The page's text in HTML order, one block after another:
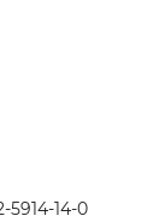
5914-14-0